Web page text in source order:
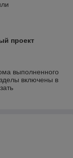
проект
выполненного
включены в